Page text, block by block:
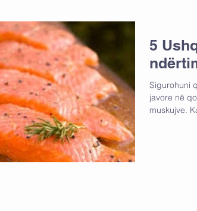
5
Sigurohuni që
javore në
muskujve.